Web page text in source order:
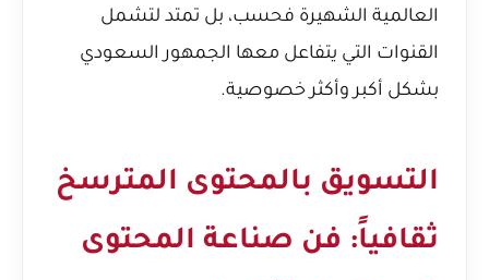
العالمية الشهيرة فحسب، بل تمتد لتشمل
القنوات التي يتفاعل معها الجمهور السعودي
بشكل أكبر وأكثر خصوصية.
التسويق بالمحتوى المترسخ
ثقافياً: فن صناعة المحتوى